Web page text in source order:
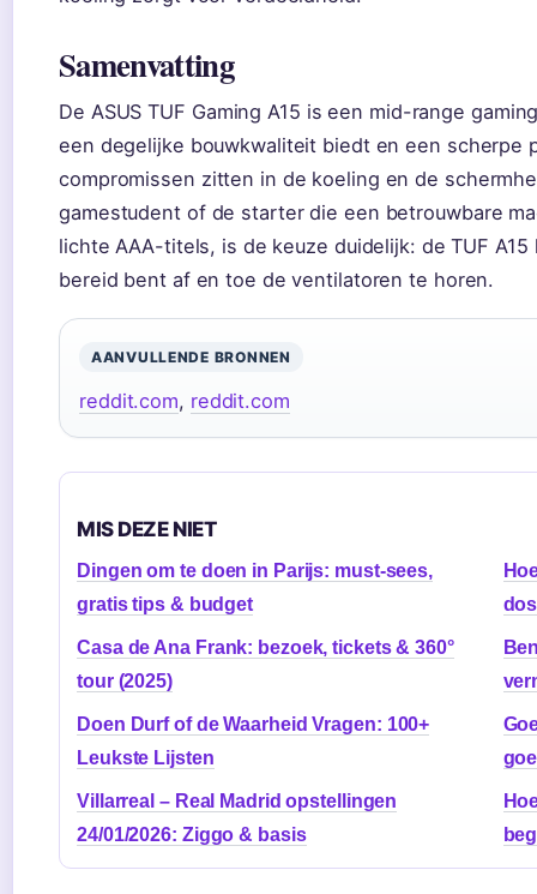
Samenvatting
De ASUS TUF Gaming A15 is een mid-range
een degelijke bouwkwaliteit biedt en een scherpe
compromissen zitten in de koeling en de
gamestudent of de starter die een betrouwbare
lichte AAA-titels, is de keuze duidelijk: de TUF
bereid bent af en toe de ventilatoren te horen.
AANVULLENDE BRONNEN
reddit.com, reddit.com
MIS DEZE NIET
Dingen om te doen in Parijs: must-sees,
gratis tips & budget
Casa de Ana Frank: bezoek, tickets & 360°
tour (2025)
Doen Durf of de Waarheid Vragen: 100+
Leukste Lijsten
Villarreal – Real Madrid opstellingen
24/01/2026: Ziggo & basis